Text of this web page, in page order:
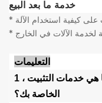
خدمة ما بعد البيع
التعليمات
1 ، ما هي خدمات التثبيت
الخاصة بك؟